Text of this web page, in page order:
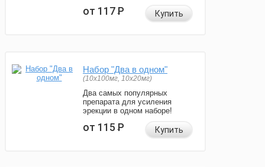
от 117Р Купить
Набор "Два в одном"
(10x100мг, 10x20мг)
Два самых популярных
препарата для усиления
эрекции в одном наборе!
от 115Р Купить